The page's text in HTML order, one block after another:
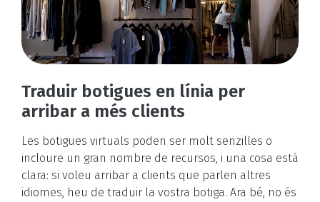
Traduir botigues en línia per
arribar a més clients
Les botigues virtuals poden ser molt senzilles o
incloure un gran nombre de recursos, i una cosa està
clara: si voleu arribar a clients que parlen altres
idiomes, heu de traduir la vostra botiga. Ara bé, no és